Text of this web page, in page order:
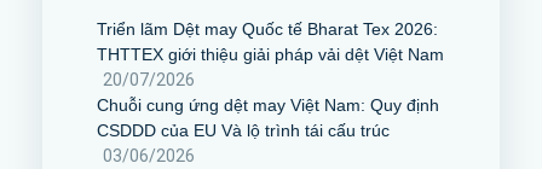
Triển lãm Dệt may Quốc tế Bharat Tex 2026:
THTTEX giới thiệu giải pháp vải dệt Việt Nam
20/07/2026
Chuỗi cung ứng dệt may Việt Nam: Quy định
CSDDD của EU Và lộ trình tái cấu trúc
03/06/2026